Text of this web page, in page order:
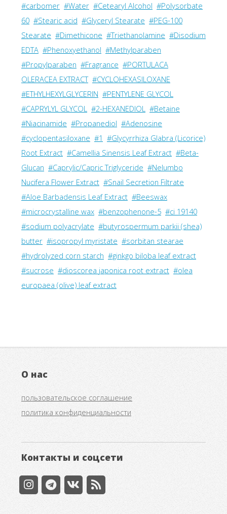
#carbomer #Water #Cetearyl Alcohol #Polysorbate
60 #Stearic acid #Glyceryl Stearate #PEG-100
Stearate #Dimethicone #Triethanolamine #Disodium
EDTA #Phenoxyethanol #Methylparaben
#Propylparaben #Fragrance #PORTULACA
OLERACEA EXTRACT #CYCLOHEXASILOXANE
#ETHYLHEXYLGLYCERIN #PENTYLENE GLYCOL
#CAPRYLYL GLYCOL #2-HEXANEDIOL #Betaine
#Niacinamide #Propanediol #Adenosine
#cyclopentasiloxane #1 #Glycyrrhiza Glabra (Licorice)
Root Extract #Camellia Sinensis Leaf Extract #Beta-
Glucan #Caprylic/Capric Triglyceride #Nelumbo
Nucifera Flower Extract #Snail Secretion Filtrate
#Aloe Barbadensis Leaf Extract #Beeswax
#microcrystalline wax #benzophenone-5 #ci 19140
#sodium polyacrylate #butyrospermum parkii (shea)
butter #isopropyl myristate #sorbitan stearae
#hydrolyzed corn starch #ginkgo biloba leaf extract
#sucrose #dioscorea japonica root extract #olea
europaea (olive) leaf extract
О нас
пользовательское соглашение
политика конфиденциальности
Контакты и соцсети